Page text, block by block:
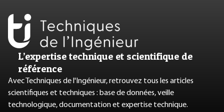
L’expertise technique et scientifique de
référence
Avec Techniques de l'Ingénieur, retrouvez tous les articles
scientifiques et techniques : base de données, veille
technologique, documentation et expertise technique.